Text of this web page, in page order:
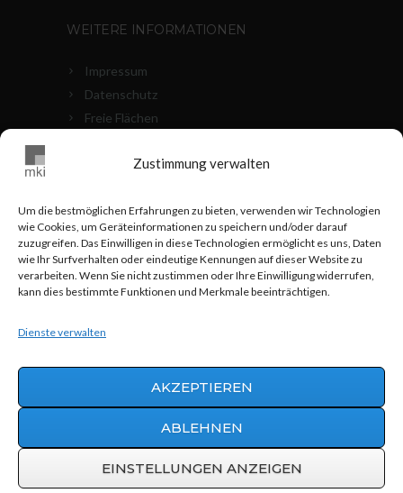
Zustimmung verwalten
Um die bestmöglichen Erfahrungen zu bieten, verwenden wir Technologien
wie Cookies, um Geräteinformationen zu speichern und/oder darauf
zuzugreifen. Das Einwilligen in diese Technologien ermöglicht es uns, Daten
wie Ihr Surfverhalten oder eindeutige Kennungen auf dieser Website zu
verarbeiten. Wenn Sie nicht zustimmen oder Ihre Einwilligung widerrufen,
kann dies bestimmte Funktionen und Merkmale beeinträchtigen.
Dienste verwalten
AKZEPTIEREN
ABLEHNEN
EINSTELLUNGEN ANZEIGEN
WEITERE INFORMATIONEN
Impressum
Datenschutz
Freie Flächen
MKI VOR ORT
0711 - 24 83 517
Hohnerstraße 25 70469 Stuttgart
Werbeagentur AWEOS© 2015 | MKI
Grundbesitz GmbH & Co.
Vermögensverwaltungs KG |info@mki-